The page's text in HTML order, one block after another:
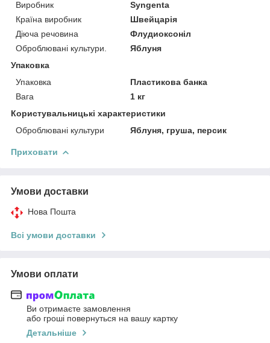
Виробник
Syngenta
Країна виробник
Швейцарія
Діюча речовина
Флудиоксоніл
Оброблювані культури.
Яблуня
Упаковка
Упаковка
Пластикова банка
Вага
1 кг
Користувальницькі характеристики
Оброблювані культури
Яблуня, груша, персик
Приховати
Умови доставки
Нова Пошта
Всі умови доставки
Умови оплати
Ви отримаєте замовлення
або гроші повернуться на вашу картку
Детальніше